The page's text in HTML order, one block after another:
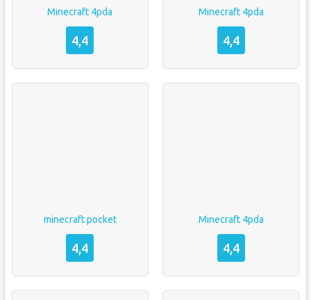
Minecraft 4pda
4,4
Minecraft 4pda
4,4
minecraft pocket
4,4
Minecraft 4pda
4,4